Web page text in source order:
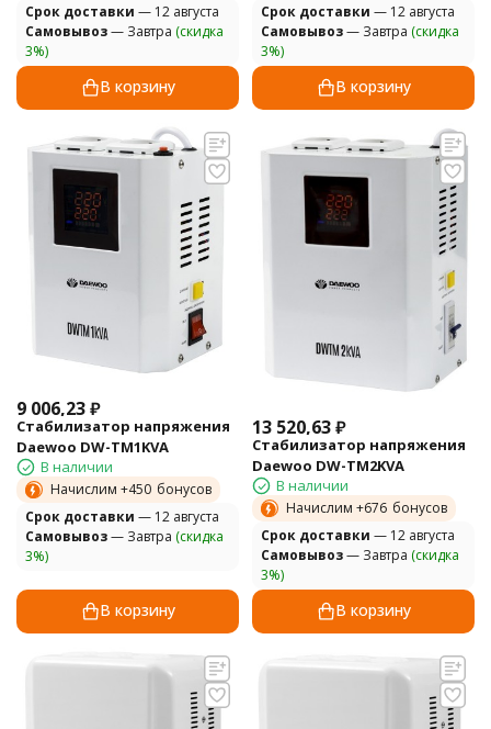
Cрок доставки — 12 августа
Самовывоз— Завтра (скидка
3%)
В корзину
Cрок доставки — 12 августа
Самовывоз— Завтра (скидка
3%)
В корзину
9 006,23₽
Стабилизатор напряжения
Daewoo DW-TM1KVA
В наличии
Начислим +450 бонусов
Cрок доставки — 12 августа
Самовывоз— Завтра (скидка
3%)
В корзину
13 520,63₽
Стабилизатор напряжения
Daewoo DW-TM2KVA
В наличии
Начислим +676 бонусов
Cрок доставки — 12 августа
Самовывоз— Завтра (скидка
3%)
В корзину